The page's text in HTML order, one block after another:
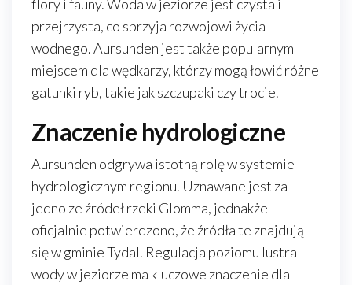
flory i fauny. Woda w jeziorze jest czysta i
przejrzysta, co sprzyja rozwojowi życia
wodnego. Aursunden jest także popularnym
miejscem dla wędkarzy, którzy mogą łowić różne
gatunki ryb, takie jak szczupaki czy trocie.
Znaczenie hydrologiczne
Aursunden odgrywa istotną rolę w systemie
hydrologicznym regionu. Uznawane jest za
jedno ze źródeł rzeki Glomma, jednakże
oficjalnie potwierdzono, że źródła te znajdują
się w gminie Tydal. Regulacja poziomu lustra
wody w jeziorze ma kluczowe znaczenie dla